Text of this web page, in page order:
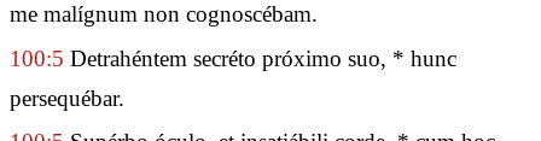
me malígnum non cognoscébam.
100:5 Detrahéntem secréto próximo suo, * hunc
persequébar.